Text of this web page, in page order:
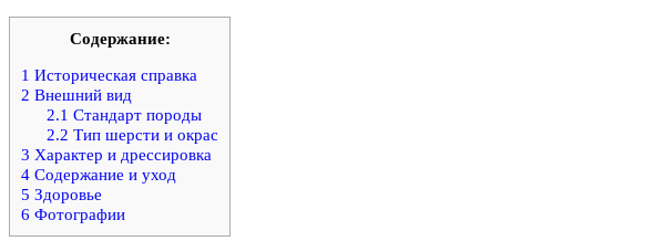
Содержание:
1 Историческая справка
2 Внешний вид
2.1 Стандарт породы
2.2 Тип шерсти и окрас
3 Характер и дрессировка
4 Содержание и уход
5 Здоровье
6 Фотографии